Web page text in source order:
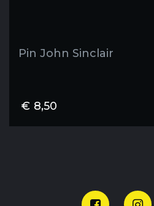
Pin John Sinclair
€ 8,50